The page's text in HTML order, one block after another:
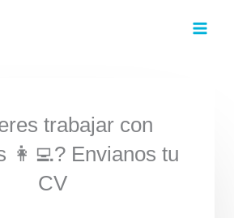
trabajar con
👩‍💻? Envianos tu
CV